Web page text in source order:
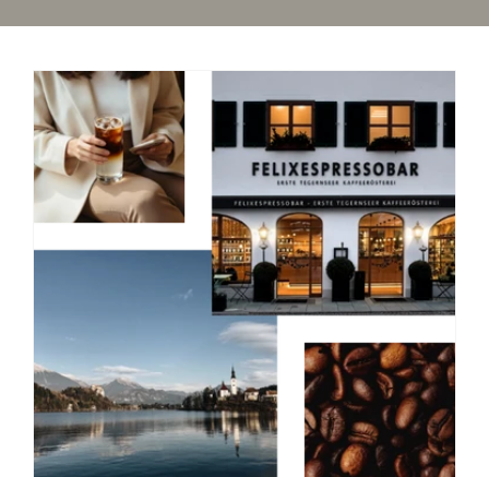
erstklassig, und das Team ist telefonisch
immer schnell erreichbar und
lösungsorientiert. Die Versandzeiten sind
beeindruckend kurz, und die Mitarbeiter sind
äußerst entgegenkommend und hilfsbereit.
Insgesamt eine hoch empfehlenswerte
Adresse für Kaffeeliebhaber, insbesondere
das monatliche Kaffee-Abo!"
„Bester Kaffee/Espresso den es gibt!!👌🏼
Das Team ist ebenfalls sehr nett und
hilfsbereit!
Definitiv 5 ⭐️!"